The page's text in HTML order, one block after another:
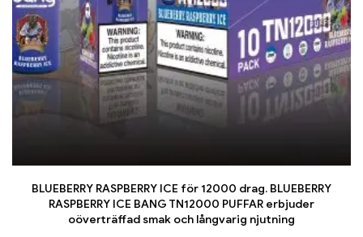
BLUEBERRY RASPBERRY ICE för 12000 drag. BLUEBERRY
RASPBERRY ICE BANG TN12000 PUFFAR erbjuder
oöverträffad smak och långvarig njutning